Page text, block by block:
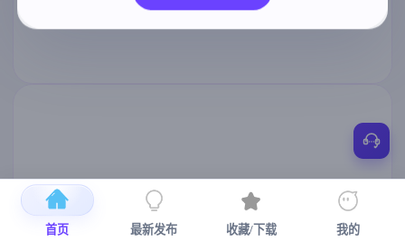
首页 最新发布 收藏/下载 我的